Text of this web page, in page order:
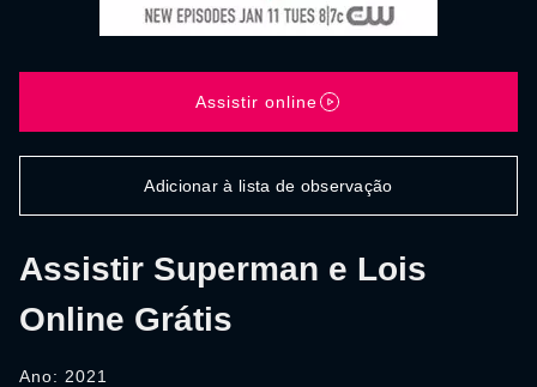
Assistir Superman e Lois
Online Grátis
Ano: 2021
Assistir online
Adicionar à lista de observação